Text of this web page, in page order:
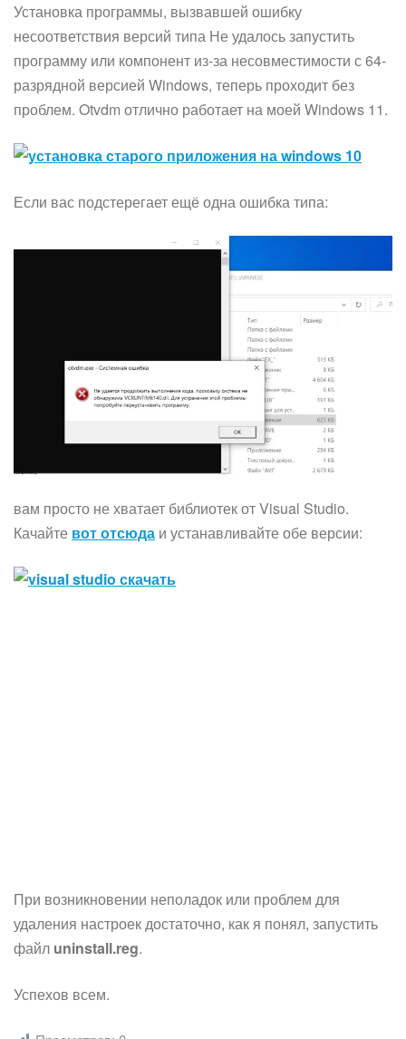
Установка программы, вызвавшей ошибку
несоответствия версий типа Не удалось запустить
программу или компонент из-за несовместимости с 64-
разрядной версией Windows, теперь проходит без
проблем. Otvdm отлично работает на моей Windows 11.
Если вас подстерегает ещё одна ошибка типа:
вам просто не хватает библиотек от Visual Studio.
Качайте вот отсюда и устанавливайте обе версии:
При возникновении неполадок или проблем для
удаления настроек достаточно, как я понял, запустить
файл uninstall.reg.
Успехов всем.